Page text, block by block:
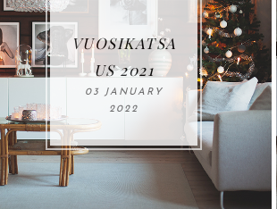
VUOSIKATSA
US 2021
03 JANUARY